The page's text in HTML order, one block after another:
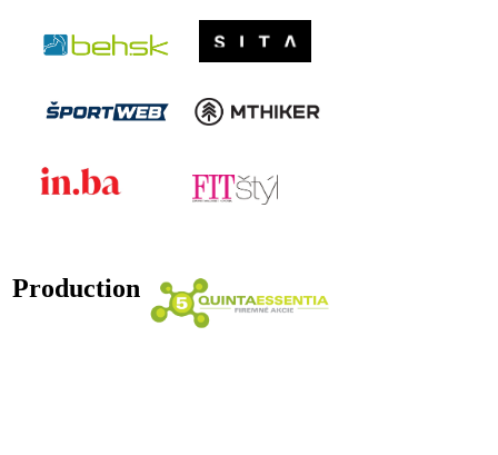
Production